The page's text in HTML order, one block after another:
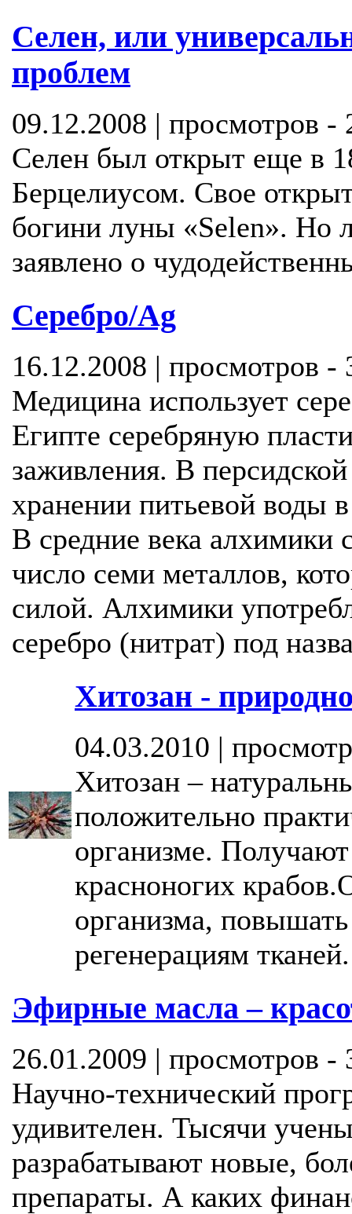
Селен, или
проблем
09.12.2008 | просмотров -
Селен был открыт еще в
Берцелиусом. Свое
богини луны «Selen». Но
заявлено о
Серебро/Ag
16.12.2008 | просмотров -
Медицина использует
Египте серебряную
заживления. В
хранении питьевой воды
В средние века алхимики
число семи металлов,
силой. Алхимики
серебро (нитрат) под
Хитозан -
04.03.2010 |
Хитозан –
положительно
организме.
красноногих
организма,
регенерациям тканей.
Эфирные масла –
26.01.2009 | просмотров -
Научно-технический
удивителен. Тысячи
разрабатывают новые,
препараты. А каких